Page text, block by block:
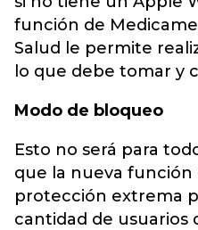
función de
Salud le permite
lo que debe tomar y
Modo de bloqueo
Esto no será para
que la nueva
protección extrema
cantidad de usuarios